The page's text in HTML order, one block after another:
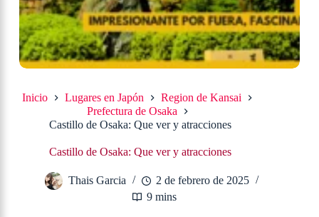
Inicio Lugares en Japón
Region de Kansai
Prefectura de Osaka
Castillo de Osaka: Que ver y atracciones
Castillo de Osaka: Que ver y atracciones
Thais Garcia
2 de febrero de 2025
9 mins